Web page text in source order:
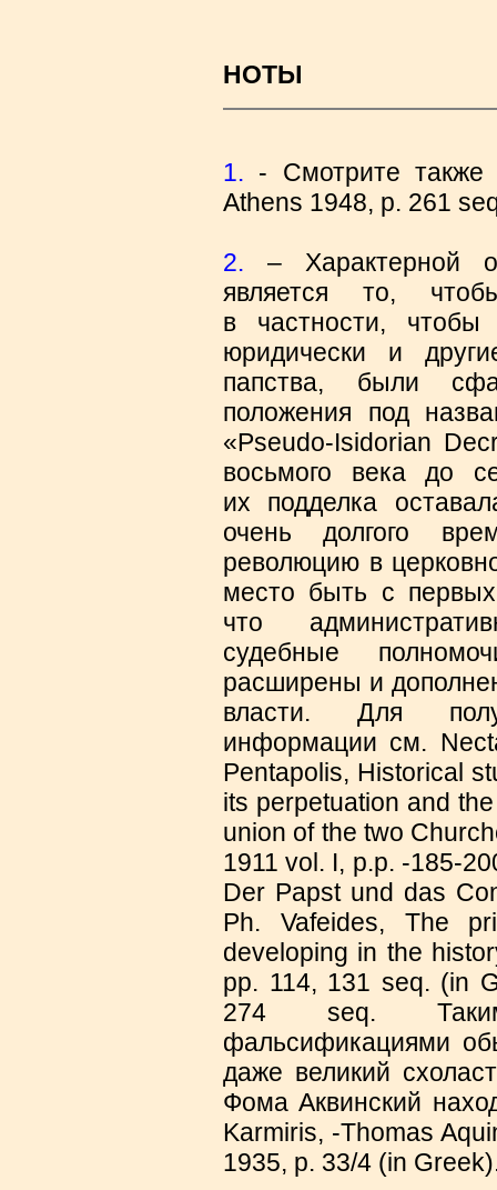
НОТЫ
1. - Смотрите также
Athens 1948, p. 261
2. – Характерной
является то,
в частности, чтобы
юридически и
папства, были
положения под
«Pseudo-Isidorian
восьмого века до
их подделка
очень долгого
революцию в
место быть с
что
судебные
расширены и
власти. Для
информации см.
Pentapolis, Historical
its perpetuation and
union of the two
1911 vol. Ι, p.p. -185-
Der Papst und das
Ph. Vafeides, The
developing in the
pp. 114, 131 seq. (in
274 seq.
фальсификациями
даже великий
Фома Аквинский
Karmiris, -Thomas
1935, p. 33/4 (in